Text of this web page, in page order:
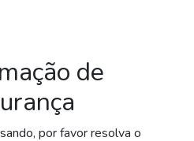
de
por favor resolva o